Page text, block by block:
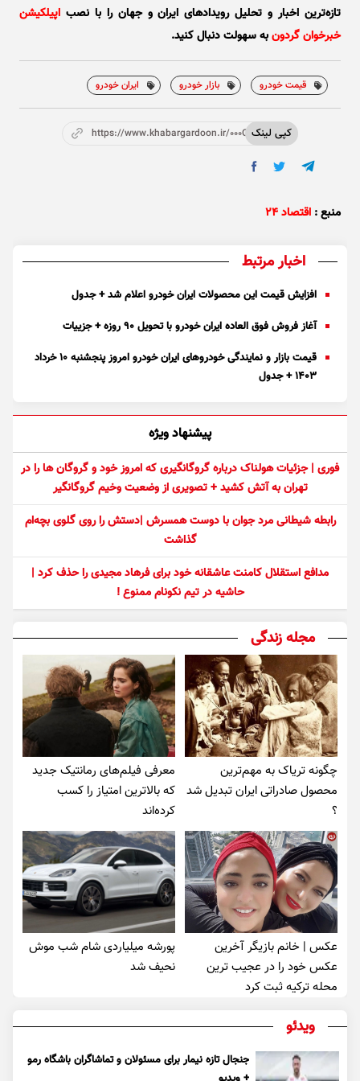
تازه‌ترین اخبار و تحلیل‌ رویدادهای ایران و جهان را با نصب اپیلکیشن
خبرخوان گردونبه سهولت دنبال کنید.
قیمت خودرو بازار خودرو ایران خودرو
کپی لینکhttps://www.khabargardoon.ir/000Ocs
منبع : اقتصاد ۲۴
اخبار مرتبط
افزایش قیمت این محصولات ایران خودرو اعلام شد + جدول
آغاز فروش فوق العاده ایران خودرو با تحویل ۹۰ روزه + جزییات
قیمت بازار و نمایندگی خودرو‌های ایران خودرو امروز پنجشنبه ۱۰ خرداد
۱۴۰۳ + جدول
پیشنهاد ویژه
فوری | جزئیات هولناک درباره گروگانگیری که امروز خود و گروگان ها را در
تهران به آتش کشید + تصویری از وضعیت وخیم گروگانگیر
رابطه شیطانی مرد جوان با دوست همسرش |دستش را روی گلوی بچه‌ام
گذاشت
مدافع استقلال کامنت عاشقانه خود برای فرهاد مجیدی را حذف کرد |
حاشیه در تیم نکونام ممنوع !
مجله زندگی
چگونه تریاک به مهم‌ترین
محصول صادراتی ایران تبدیل شد
؟
معرفی فیلم‌های رمانتیک جدید
که بالاترین امتیاز را کسب
کرده‌اند
عکس | خانم بازیگر آخرین
عکس خود را در عجیب ترین
محله ترکیه ثبت کرد
پورشه میلیاردی شام شب موش‌
نحیف شد
ویدئو
جنجال تازه نیمار برای مسئولان و تماشاگران باشگاه رمو